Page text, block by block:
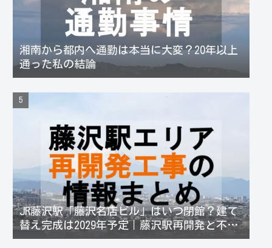
湘南から都内へ通勤は本当に大変？20年以上
通った私の結論
JR藤沢駅「藤沢名店ビル」はいつ閉館？建て
替え完成は2029年予定｜藤沢駅再開発と不動
産価格への影響